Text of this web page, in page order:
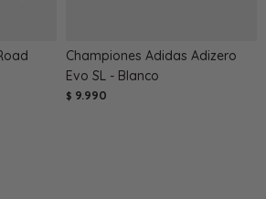
Championes Adidas Adizero
Evo SL - Blanco
$ 9.990